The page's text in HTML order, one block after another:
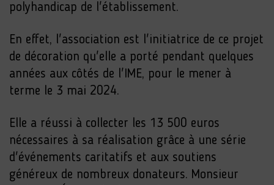
polyhandicap de l'établissement.
En effet, l'association est l'initiatrice de ce projet
de décoration qu'elle a porté pendant quelques
années aux côtés de l'IME, pour le mener à
terme le 3 mai 2024.
Elle a réussi à collecter les 13 500 euros
nécessaires à sa réalisation grâce à une série
d'événements caritatifs et aux soutiens
généreux de nombreux donateurs. Monsieur